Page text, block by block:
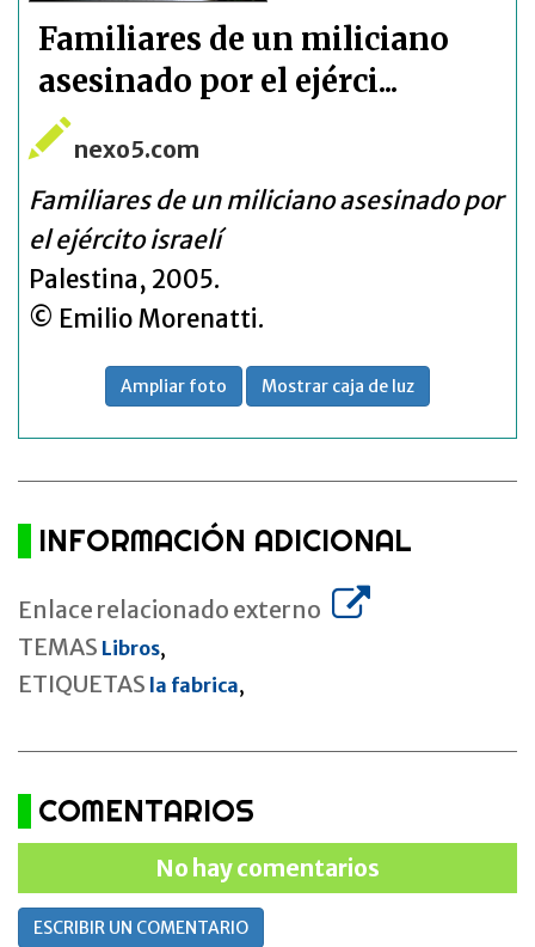
Familiares de un miliciano
asesinado por el ejérci...
nexo5.com
Familiares de un miliciano asesinado por
el ejército israelí
Palestina, 2005.
© Emilio Morenatti.
Ampliar foto Mostrar caja de luz
INFORMACIÓN ADICIONAL
Enlace relacionado externo
TEMAS Libros,
ETIQUETAS la fabrica,
COMENTARIOS
No hay comentarios
ESCRIBIR UN COMENTARIO